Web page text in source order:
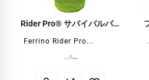
Rider Pro® サバイバルバッグ
Ferrino Rider Pro...